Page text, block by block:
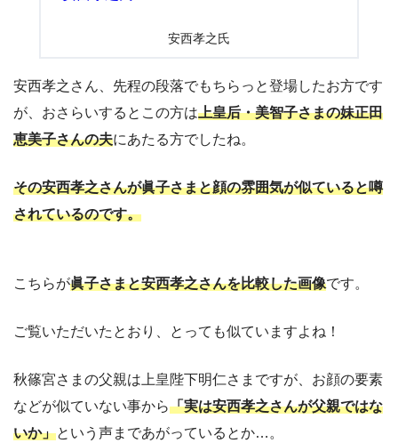
安西孝之氏
安西孝之さん、先程の段落でもちらっと登場したお方です
が、おさらいするとこの方は上皇后・美智子さまの妹正田
恵美子さんの夫にあたる方でしたね。
その安西孝之さんが眞子さまと顔の雰囲気が似ていると噂
されているのです。
こちらが眞子さまと安西孝之さんを比較した画像です。
ご覧いただいたとおり、とっても似ていますよね！
秋篠宮さまの父親は上皇陛下明仁さまですが、お顔の要素
などが似ていない事から「実は安西孝之さんが父親ではな
いか」という声まであがっているとか…。